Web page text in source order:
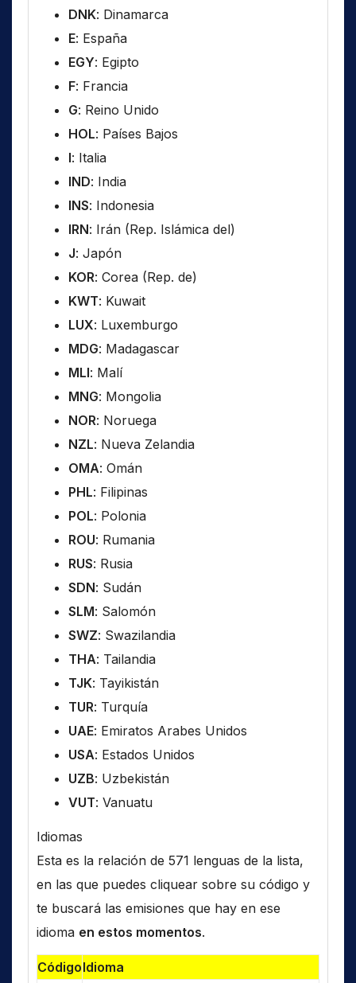
DNK: Dinamarca
E: España
EGY: Egipto
F: Francia
G: Reino Unido
HOL: Países Bajos
I: Italia
IND: India
INS: Indonesia
IRN: Irán (Rep. Islámica del)
J: Japón
KOR: Corea (Rep. de)
KWT: Kuwait
LUX: Luxemburgo
MDG: Madagascar
MLI: Malí
MNG: Mongolia
NOR: Noruega
NZL: Nueva Zelandia
OMA: Omán
PHL: Filipinas
POL: Polonia
ROU: Rumania
RUS: Rusia
SDN: Sudán
SLM: Salomón
SWZ: Swazilandia
THA: Tailandia
TJK: Tayikistán
TUR: Turquía
UAE: Emiratos Arabes Unidos
USA: Estados Unidos
UZB: Uzbekistán
VUT: Vanuatu
Idiomas
Esta es la relación de 571 lenguas de la lista,
en las que puedes cliquear sobre su código y
te buscará las emisiones que hay en ese
idioma en estos momentos.
CódigoIdioma